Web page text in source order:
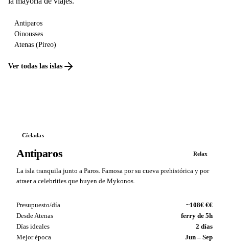
Antiparos
Oinousses
Atenas (Pireo)
Ver todas las islas
Cícladas
Antiparos Relax
La isla tranquila junto a Paros. Famosa por su cueva prehistórica y por
atraer a celebrities que huyen de Mykonos.
Presupuesto/día
~108€ €€
Desde Atenas
ferry de 5h
Días ideales
2 días
Mejor época
Jun – Sep